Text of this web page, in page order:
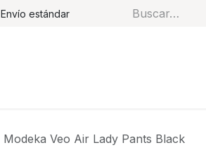
Envío estándar
Modeka Veo Air Lady Pants Black